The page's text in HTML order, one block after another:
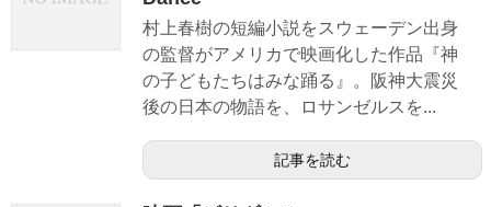
村上春樹の短編小説をスウェーデン出身
の監督がアメリカで映画化した作品『神
の子どもたちはみな踊る』。阪神大震災
後の日本の物語を、ロサンゼルスを...
記事を読む